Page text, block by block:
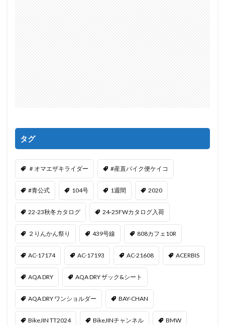
タグ
＃オマエザキライダー #産直バイク便ケイコ
#青公式 104号 1週間 2020
22-23秋冬カタログ 24-25FWカタログ入荷
２りんかん祭り 439号線 808カフェ10R
AC-17174 AC-17193 AC-21608 ACERBIS
AQA DRY AQA DRY ザック&シート
AQA DRY ワンショルダー BAY-CHAN
BikeJIN TT2024 BikeJINチャンネル BMW